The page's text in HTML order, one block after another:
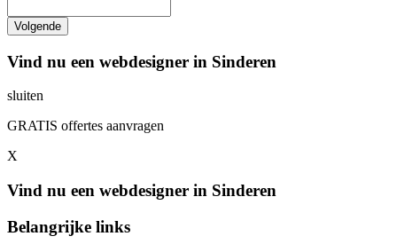
Vind nu een webdesigner in Sinderen
sluiten
GRATIS offertes aanvragen
X
Vind nu een webdesigner in Sinderen
Belangrijke links